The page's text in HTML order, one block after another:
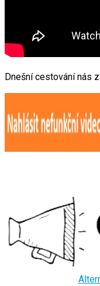
Dnešní cestování nás